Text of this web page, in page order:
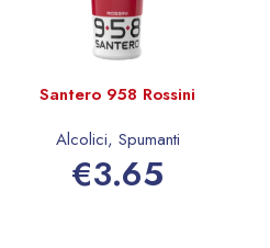
Santero 958 Rossini
Alcolici, Spumanti
€3.65